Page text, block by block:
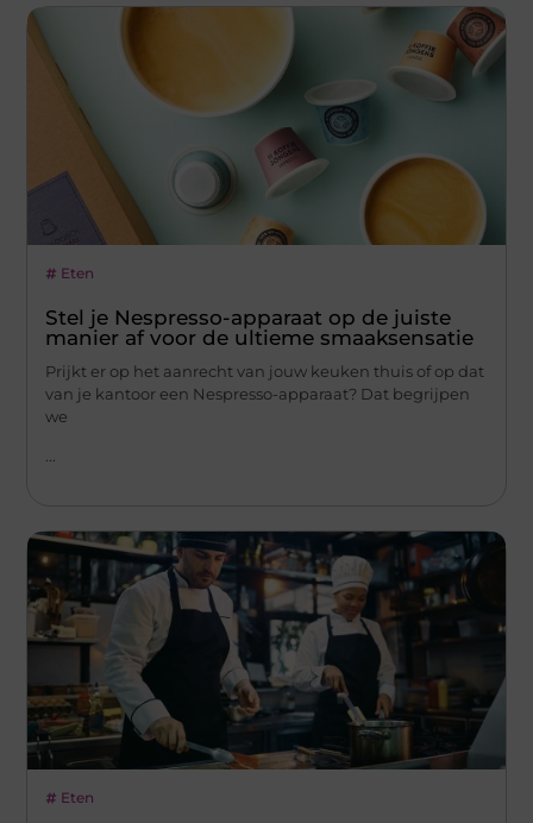
Eten
Stel je Nespresso-apparaat op de juiste
manier af voor de ultieme smaaksensatie
Prijkt er op het aanrecht van jouw keuken thuis of op dat
van je kantoor een Nespresso-apparaat? Dat begrijpen
we
...
Eten